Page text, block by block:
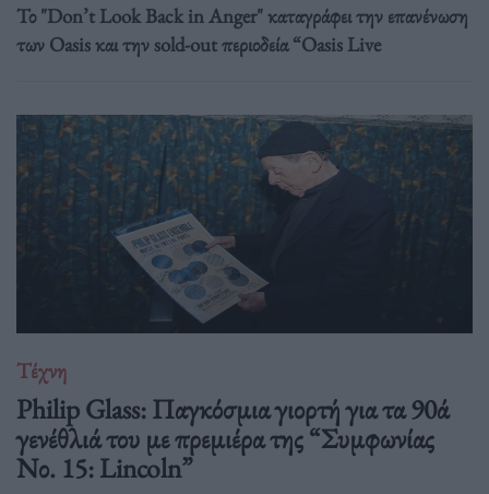
Το "Don’t Look Back in Anger" καταγράφει την επανένωση
των Oasis και την sold-out περιοδεία “Oasis Live
Τέχνη
Philip Glass: Παγκόσμια γιορτή για τα 90ά
γενέθλιά του με πρεμιέρα της “Συμφωνίας
Νο. 15: Lincoln”